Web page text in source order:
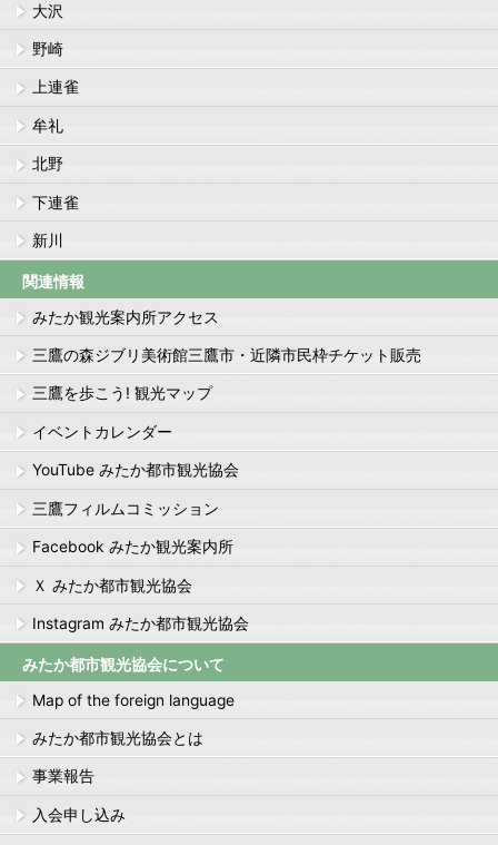
大沢
野崎
上連雀
牟礼
北野
下連雀
新川
関連情報
みたか観光案内所アクセス
三鷹の森ジブリ美術館三鷹市・近隣市民枠チケット販売
三鷹を歩こう! 観光マップ
イベントカレンダー
YouTube みたか都市観光協会
三鷹フィルムコミッション
Facebook みたか観光案内所
Ｘ みたか都市観光協会
Instagram みたか都市観光協会
みたか都市観光協会について
Map of the foreign language
みたか都市観光協会とは
事業報告
入会申し込み